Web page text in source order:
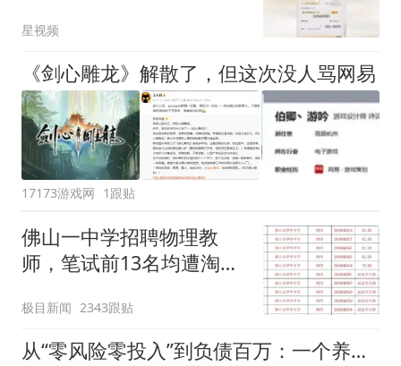
星视频
《剑心雕龙》解散了，但这次没人骂网易
17173游戏网 1跟贴
佛山一中学招聘物理教
师，笔试前13名均遭淘
聘，成立调查组全面核查
极目新闻 2343跟贴
从“零风险零投入”到负债百万：一个养牛项目崩盘后，谁该为农户的贷款买单丨红星调查